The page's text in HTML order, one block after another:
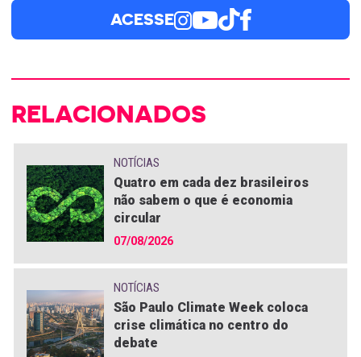
ACESSE
RELACIONADOS
NOTÍCIAS
Quatro em cada dez brasileiros
não sabem o que é economia
circular
07/08/2026
NOTÍCIAS
São Paulo Climate Week coloca
crise climática no centro do
debate